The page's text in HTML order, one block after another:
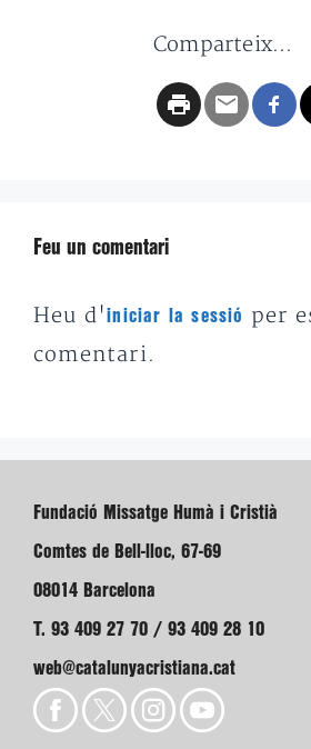
Comparteix...
Feu un comentari
Heu d'iniciar la sessió
per
comentari.
Fundació Missatge Humà i Cristià
Comtes de Bell-lloc, 67-69
08014 Barcelona
T. 93 409 27 70 / 93 409 28 10
web@catalunyacristiana.cat